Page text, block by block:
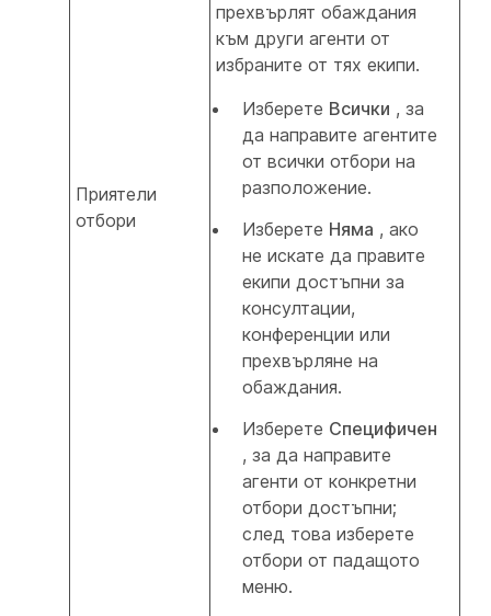
Приятели
отбори
прехвърлят обаждания
към други агенти от
избраните от тях екипи.
Изберете Всички , за
да направите агентите
от всички отбори на
разположение.
Изберете Няма , ако
не искате да правите
екипи достъпни за
консултации,
конференции или
прехвърляне на
обаждания.
Изберете Специфичен
, за да направите
агенти от конкретни
отбори достъпни;
след това изберете
отбори от падащото
меню.